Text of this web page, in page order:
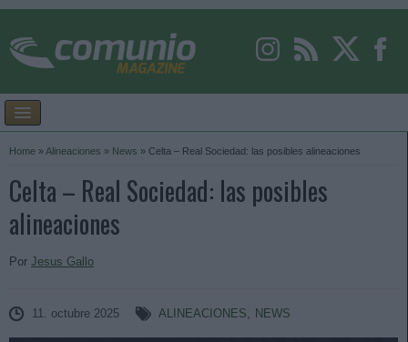
Home »Alineaciones » News » Celta – Real Sociedad: las posibles alineaciones
Celta – Real Sociedad: las posibles
alineaciones
Por Jesus Gallo
11. octubre 2025 ALINEACIONES, NEWS